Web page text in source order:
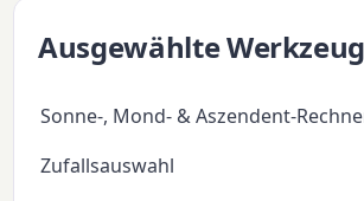
Ausgewählte
Sonne-, Mond- & Aszendent-
Zufallsauswahl